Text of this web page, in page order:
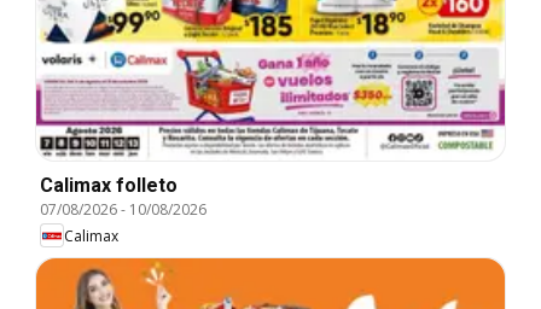
Calimax folleto
07/08/2026- 10/08/2026
Calimax